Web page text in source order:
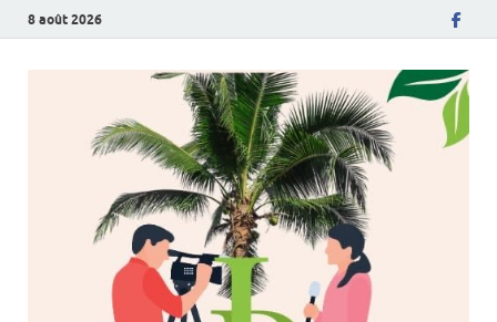
8 août 2026